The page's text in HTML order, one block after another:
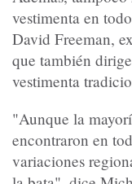
vestimenta en
David Freeman,
que también
vestimenta
"Aunque la
encontraron en
variaciones